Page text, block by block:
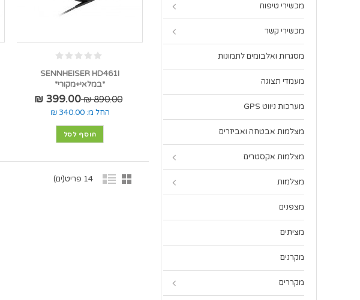
SENNHEISER HD461I
*במלאי+מקורי*
890.00 ₪
399.00 ₪
החל מ: 340.00 ₪
הוסף לסל
14 פריט(ים)
מכשירי טיפוח
מכשירי קשר
מסגרות ואלבומים לתמונות
מעמדי תצוגה
מערכות ניווט GPS
מצלמות אבטחה ואביזרים
מצלמות אקסטרים
מצלמות
מצפנים
מציתים
מקרנים
מקררים